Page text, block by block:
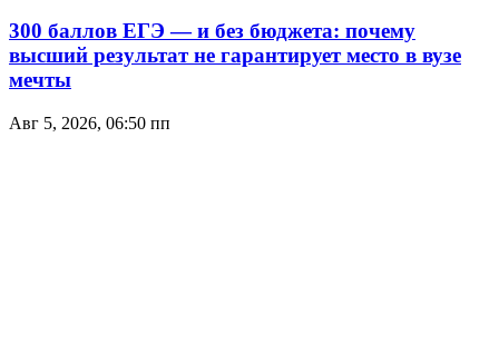
300 баллов ЕГЭ — и без бюджета: почему
высший результат не гарантирует место в вузе
мечты
Авг 5, 2026, 06:50 пп